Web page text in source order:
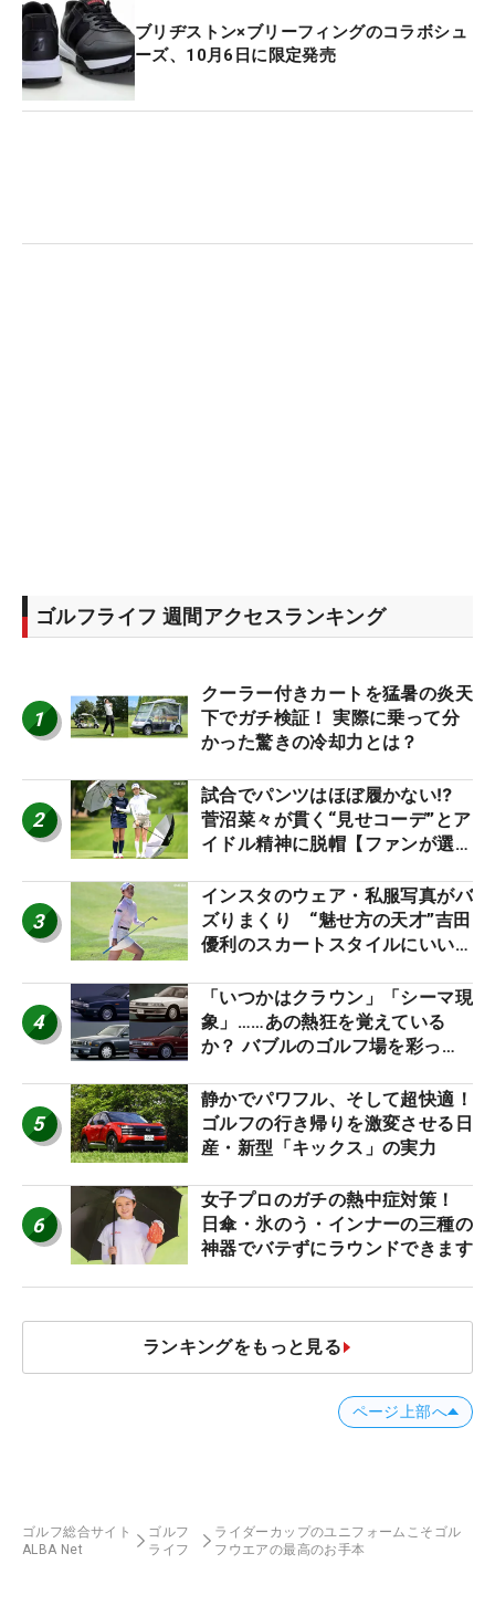
ブリヂストン×ブリーフィングのコラボシュ
ーズ、10月6日に限定発売
ゴルフライフ 週間アクセスランキング
1
クーラー付きカートを猛暑の炎天
下でガチ検証！ 実際に乗って分
かった驚きの冷却力とは？
2
試合でパンツはほぼ履かない⁉
菅沼菜々が貫く“見せコーデ”とア
イドル精神に脱帽【ファンが選ぶ
3
インスタのウェア・私服写真がバ
ズりまくり “魅せ方の天才”吉田
優利のスカートスタイルにいい
4
「いつかはクラウン」「シーマ現
象」……あの熱狂を覚えている
か？ バブルのゴルフ場を彩った
5
静かでパワフル、そして超快適！
ゴルフの行き帰りを激変させる日
産・新型「キックス」の実力
6
女子プロのガチの熱中症対策！
日傘・氷のう・インナーの三種の
神器でバテずにラウンドできます
ランキングをもっと見る
ページ上部へ
ゴルフ総合サイト
ALBA Net
ゴルフ
ライフ
ライダーカップのユニフォームこそゴル
フウエアの最高のお手本